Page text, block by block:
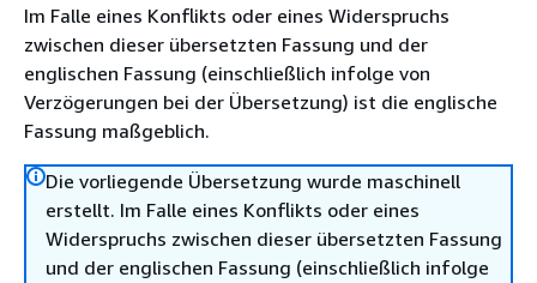
Im Falle eines Konflikts oder eines Widerspruchs
zwischen dieser übersetzten Fassung und der
englischen Fassung (einschließlich infolge von
Verzögerungen bei der Übersetzung) ist die englische
Fassung maßgeblich.
Die vorliegende Übersetzung wurde maschinell
erstellt. Im Falle eines Konflikts oder eines
Widerspruchs zwischen dieser übersetzten Fassung
und der englischen Fassung (einschließlich infolge